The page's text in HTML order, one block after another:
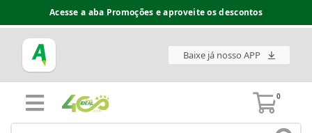
Acesse a aba Promoções e aproveite os descontos
Baixe já nosso APP
0